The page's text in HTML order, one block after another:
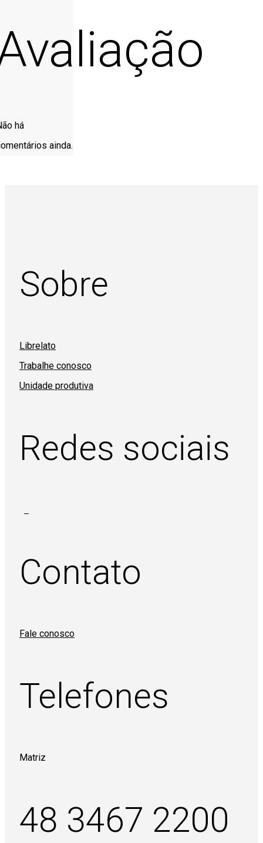
há
ainda.
Sobre
Librelato
Trabalhe conosco
Unidade produtiva
Redes sociais
Contato
Fale conosco
Telefones
Matriz
48 3467 2200